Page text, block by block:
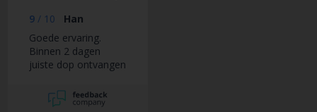
9 / 10
Han
Goede ervaring.
Binnen 2 dagen
juiste dop ontvangen
verkeerd dop
ontvangen.